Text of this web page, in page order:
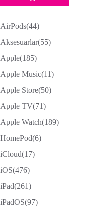
AirPods(44)
Aksesuarlar(55)
Apple(185)
Apple Music(11)
Apple Store(50)
Apple TV(71)
Apple Watch(189)
HomePod(6)
iCloud(17)
iOS(476)
iPad(261)
iPadOS(97)